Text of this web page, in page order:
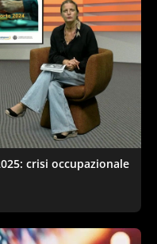
crisi occupazionale